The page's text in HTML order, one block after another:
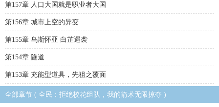
第157章 人口大国就是职业者大国
第156章 城市上空的异变
第155章 乌斯怀亚 白芷遇袭
第154章 隧道
第153章 充能型道具，先祖之覆面
全部章节 ( 全民：拒绝校花组队，我的箭术无限掠夺 )